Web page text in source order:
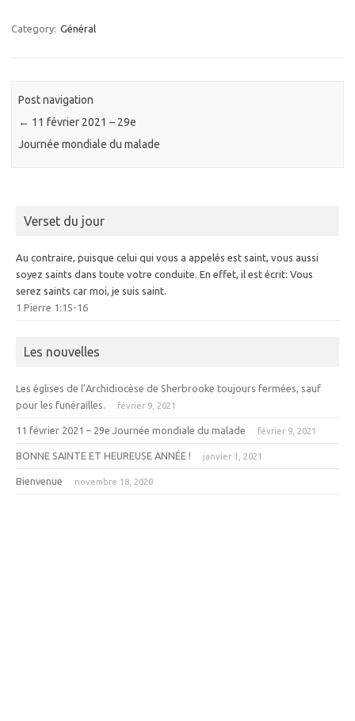
Category: Général
Post navigation
← 11 février 2021 – 29e
Journée mondiale du malade
Verset du jour
Au contraire, puisque celui qui vous a appelés est saint, vous aussi
soyez saints dans toute votre conduite. En effet, il est écrit: Vous
serez saints car moi, je suis saint.
1 Pierre 1:15-16
Les nouvelles
Les églises de l’Archidiocèse de Sherbrooke toujours fermées, sauf
pour les funérailles.
février 9, 2021
11 février 2021 – 29e Journée mondiale du malade février 9, 2021
BONNE SAINTE ET HEUREUSE ANNÉE ! janvier 1, 2021
Bienvenue novembre 18, 2020